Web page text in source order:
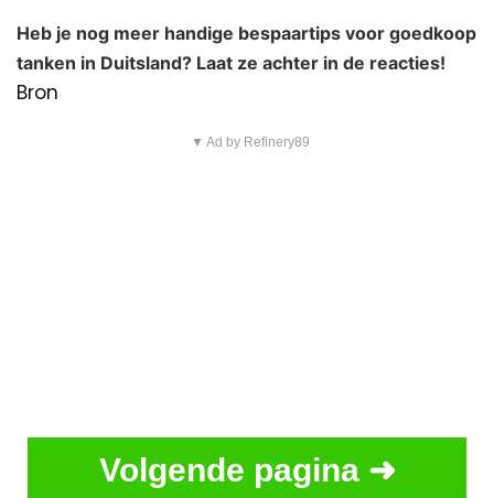
Heb je nog meer handige bespaartips voor goedkoop
tanken in Duitsland? Laat ze achter in de reacties!
Bron
▼ Ad by Refinery89
Volgende pagina ➜